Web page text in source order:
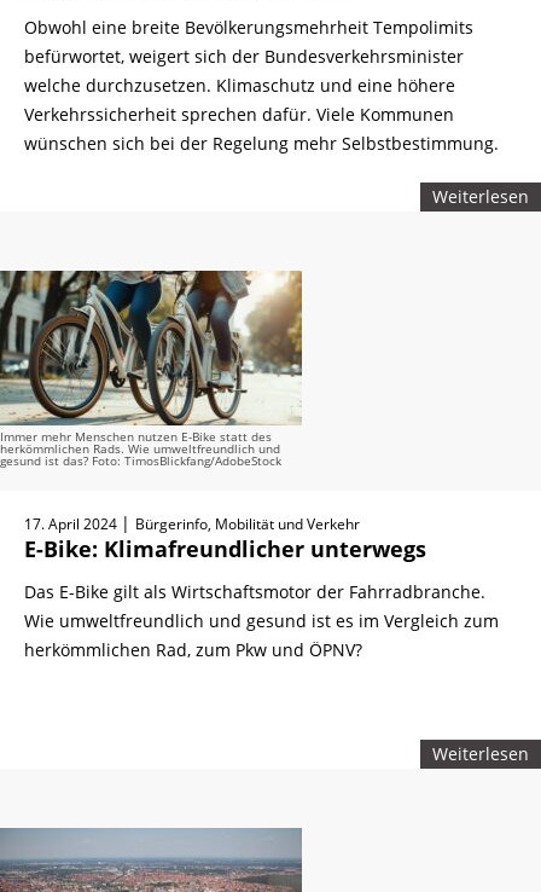
Obwohl eine breite Bevölkerungsmehrheit Tempolimits
befürwortet, weigert sich der Bundesverkehrsminister
welche durchzusetzen. Klimaschutz und eine höhere
Verkehrssicherheit sprechen dafür. Viele Kommunen
wünschen sich bei der Regelung mehr Selbstbestimmung.
Weiterlesen
Immer mehr Menschen nutzen E-Bike statt des
herkömmlichen Rads. Wie umweltfreundlich und
gesund ist das? Foto: TimosBlickfang/AdobeStock
17. April 2024 | Bürgerinfo, Mobilität und Verkehr
E-Bike: Klimafreundlicher unterwegs
Das E-Bike gilt als Wirtschaftsmotor der Fahrradbranche.
Wie umweltfreundlich und gesund ist es im Vergleich zum
herkömmlichen Rad, zum Pkw und ÖPNV?
Weiterlesen